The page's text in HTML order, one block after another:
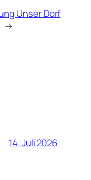
Unser Dorf
→
14. Juli 2026